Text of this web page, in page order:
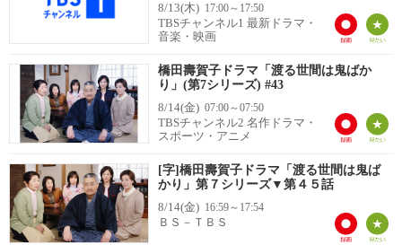
8/13(木) 17:00～17:50
TBSチャンネル1 最新ドラマ・
音楽・映画
橋田壽賀子ドラマ「渡る世間は鬼ばか
り」(第7シリーズ) #43
8/14(金) 07:00～07:50
TBSチャンネル2 名作ドラマ・
スポーツ・アニメ
[字]橋田壽賀子ドラマ「渡る世間は鬼ば
かり」第７シリーズ▼第４５話
8/14(金) 16:59～17:54
ＢＳ－ＴＢＳ